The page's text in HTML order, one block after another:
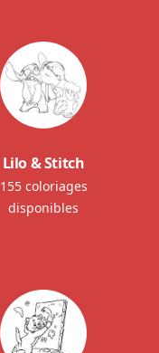
Lilo & Stitch
155 coloriages
disponibles